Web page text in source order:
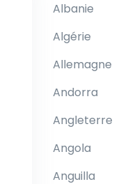
Albanie
Algérie
Allemagne
Andorra
Angleterre
Angola
Anguilla